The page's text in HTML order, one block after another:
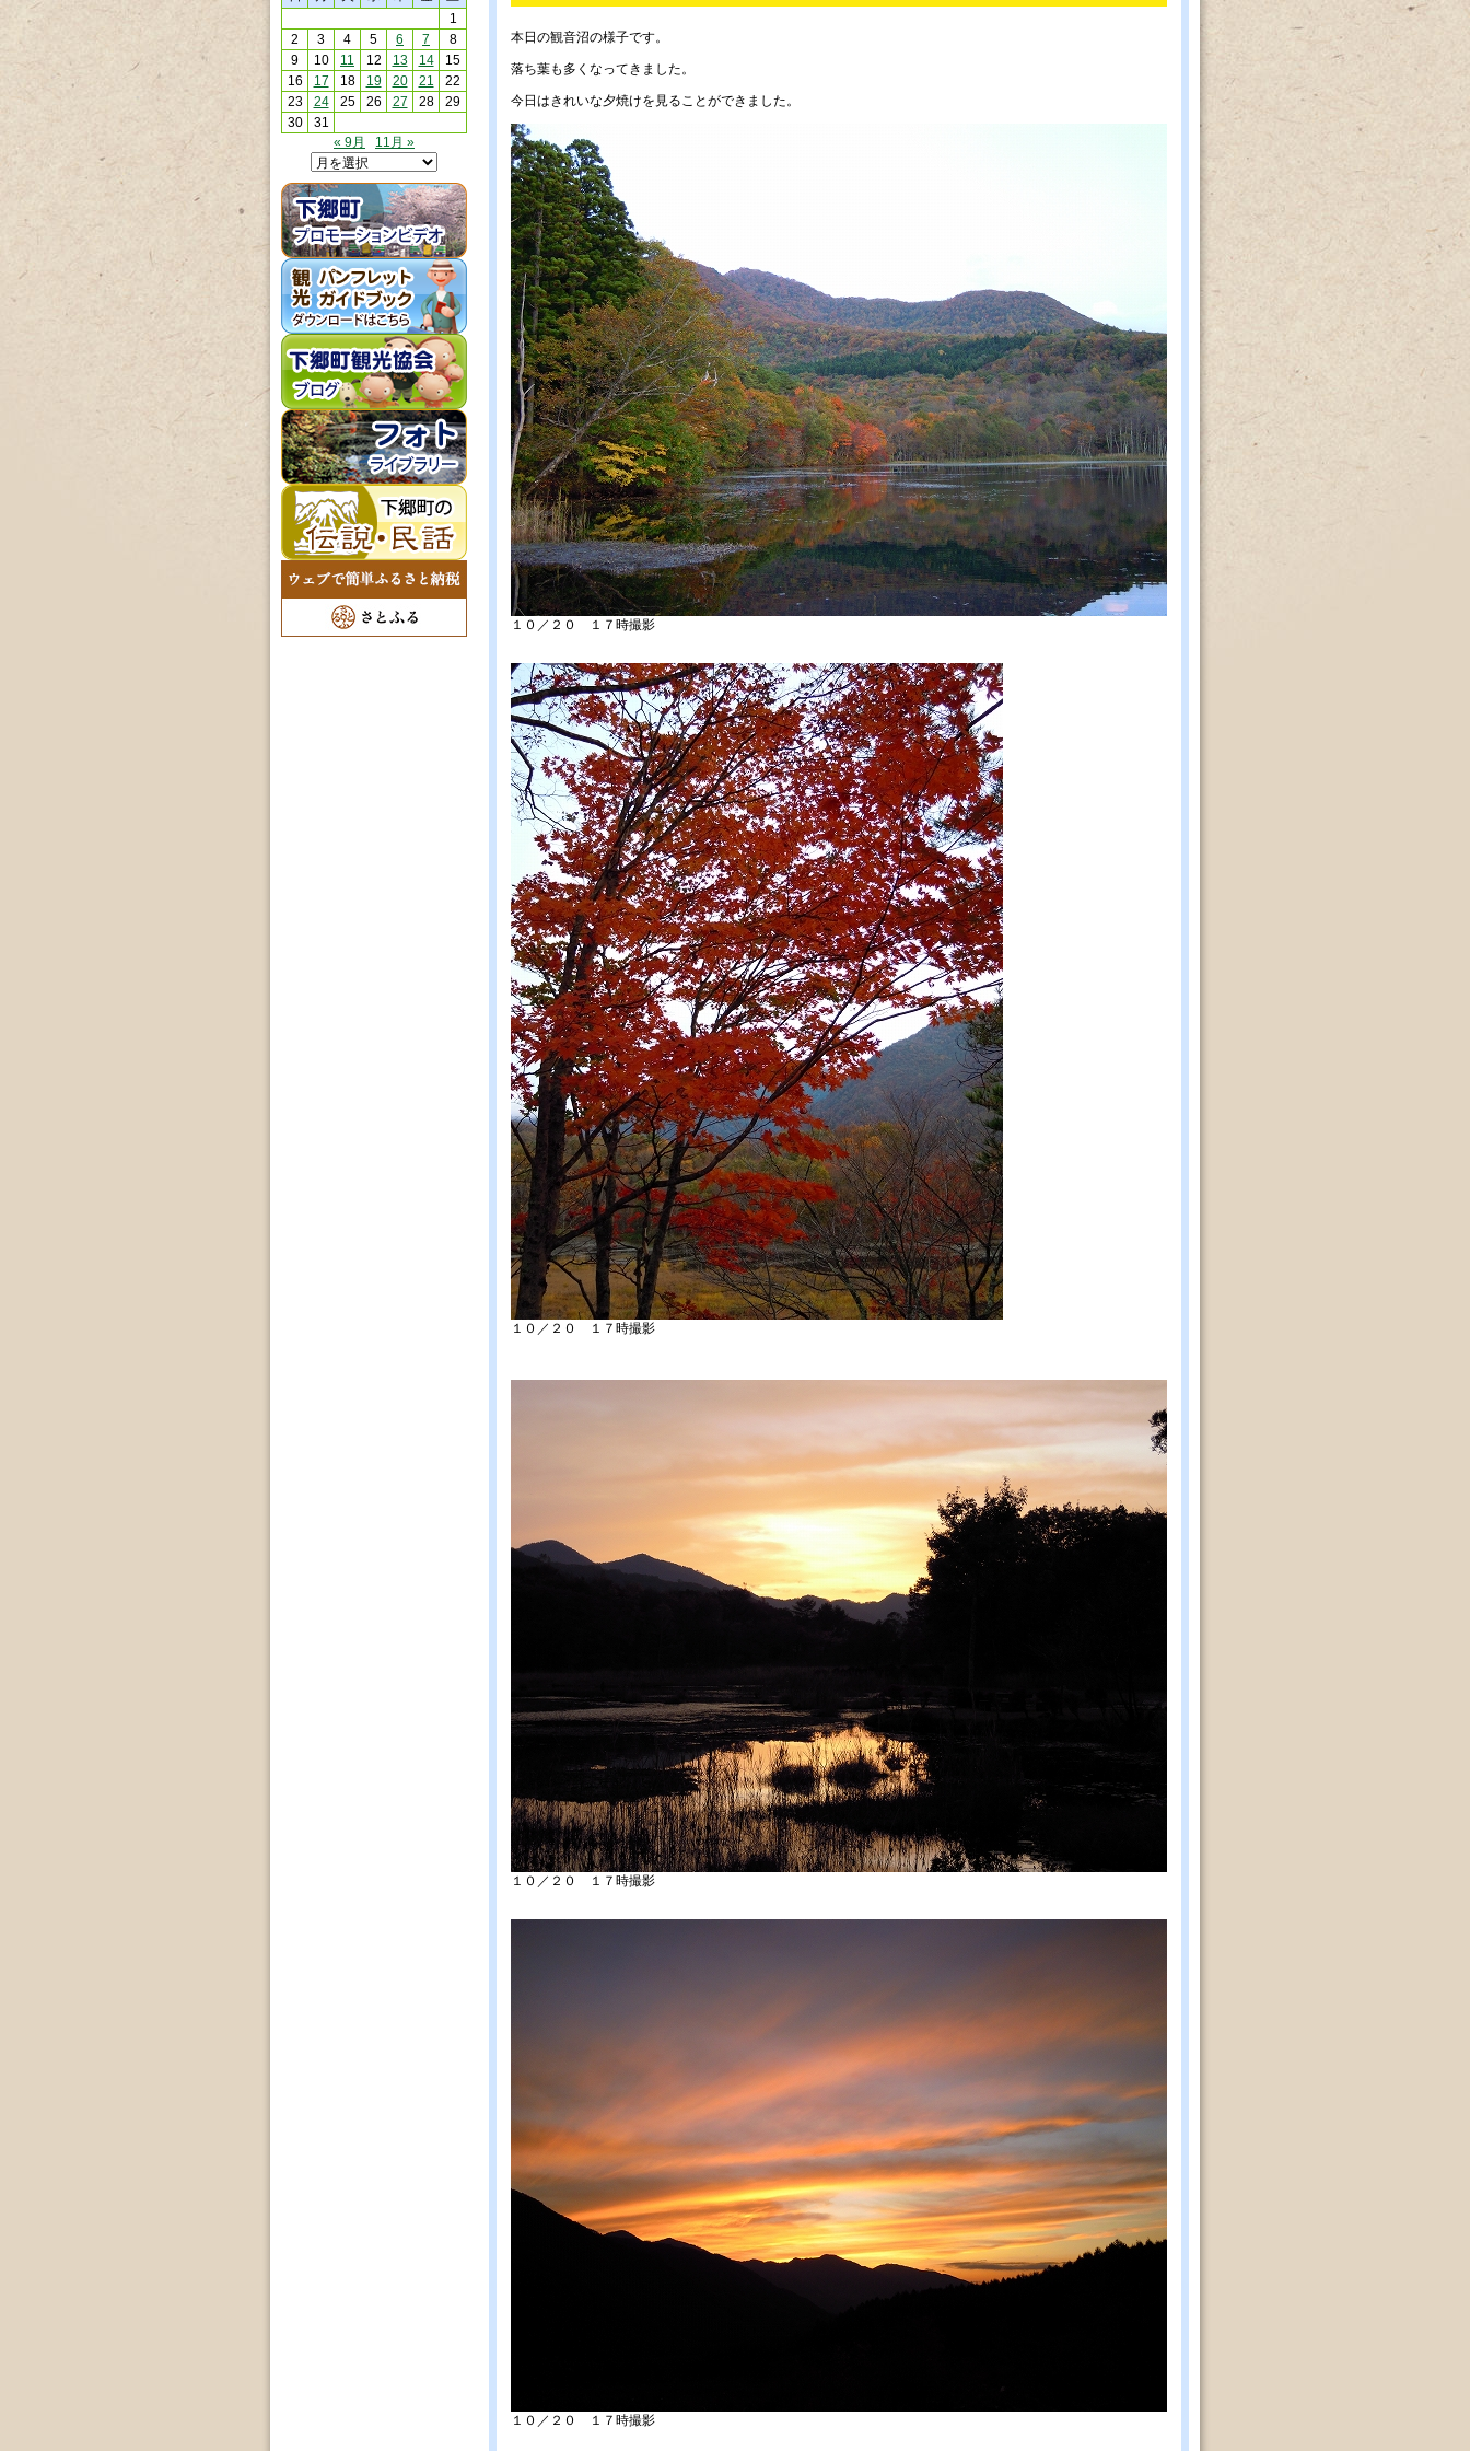
本日の観音沼の様子です。
落ち葉も多くなってきました。
今日はきれいな夕焼けを見ることができました。
１０／２０ １７時撮影
１０／２０ １７時撮影
１０／２０ １７時撮影
１０／２０ １７時撮影
1
2
3 4 5 6 7
8
9
10 11 12 13 14
15
16
17 18 19 20 21
22
23
24 25 26 27 28
29
30
31
« 9月
11月 »